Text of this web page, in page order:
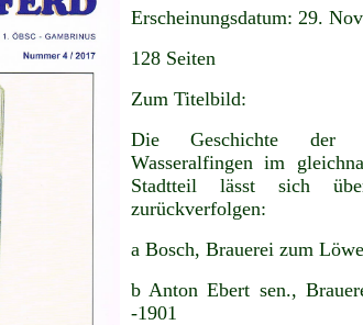
Erscheinungsdatum: 29.
128 Seiten
Zum Titelbild:
Die Geschichte der
Wasseralfingen im
Stadtteil lässt sich
zurückverfolgen:
a Bosch, Brauerei zum
b Anton Ebert sen.,
-1901